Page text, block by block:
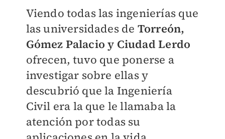
Viendo todas las ingenierías que
las universidades de Torreón,
Gómez Palacio y Ciudad Lerdo
ofrecen, tuvo que ponerse a
investigar sobre ellas y
descubrió que la Ingeniería
Civil era la que le llamaba la
atención por todas su